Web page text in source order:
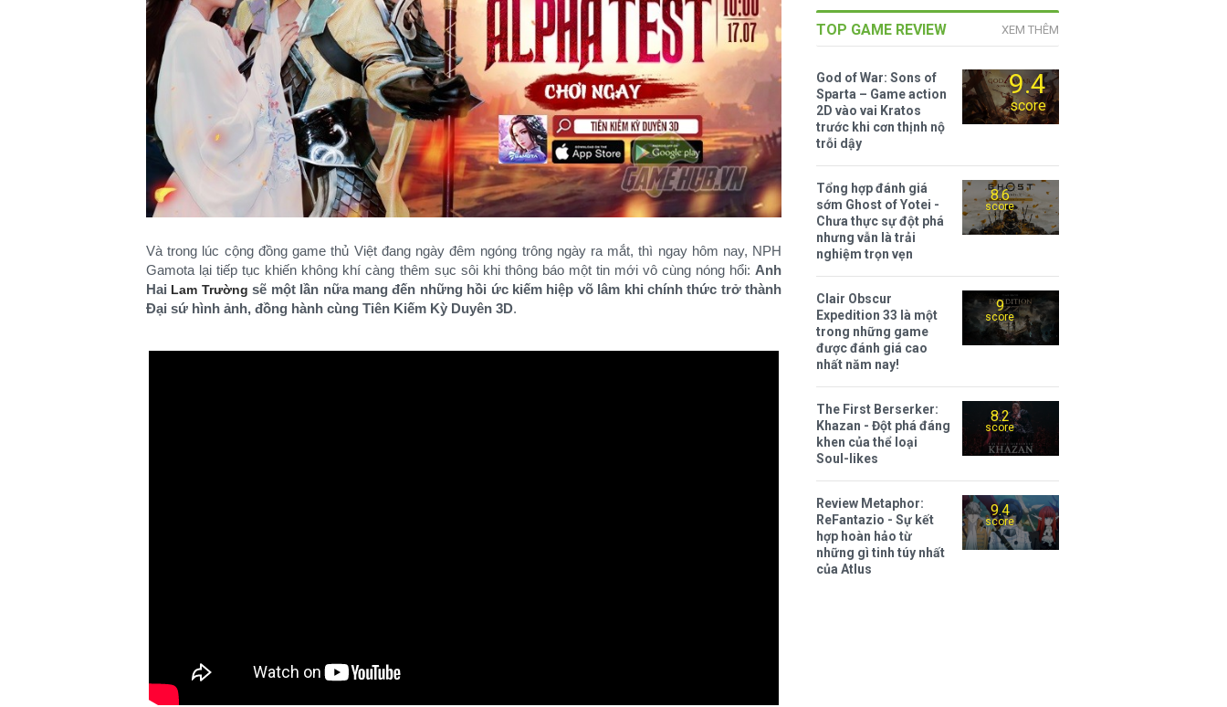
Và trong lúc cộng đồng game thủ Việt đang ngày đêm ngóng trông ngày ra mắt, thì ngay hôm nay, NPH
Gamota lại tiếp tục khiến không khí càng thêm sục sôi khi thông báo một tin mới vô cùng nóng hổi:Anh
Hai Lam Trường sẽ một lần nữa mang đến những hồi ức kiếm hiệp võ lâm khi chính thức trở thành
Đại sứ hình ảnh, đồng hành cùng Tiên Kiếm Kỳ Duyên 3D.
TOP GAME REVIEW XEM THÊM
9.4
score
God of War: Sons of
Sparta – Game action
2D vào vai Kratos
trước khi cơn thịnh nộ
trỗi dậy
8.6
score
Tổng hợp đánh giá
sớm Ghost of Yotei -
Chưa thực sự đột phá
nhưng vẫn là trải
nghiệm trọn vẹn
9
score
Clair Obscur
Expedition 33 là một
trong những game
được đánh giá cao
nhất năm nay!
8.2
score
The First Berserker:
Khazan - Đột phá đáng
khen của thể loại
Soul-likes
9.4
score
Review Metaphor:
ReFantazio - Sự kết
hợp hoàn hảo từ
những gì tinh túy nhất
của Atlus